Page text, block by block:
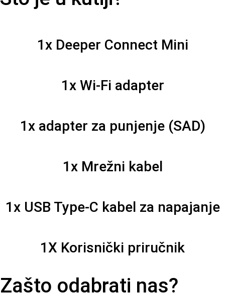
1x Deeper Connect Mini
1x Wi-Fi adapter
1x adapter za punjenje (SAD)
1x Mrežni kabel
1x USB Type-C kabel za napajanje
1X Korisnički priručnik
Zašto odabrati nas?